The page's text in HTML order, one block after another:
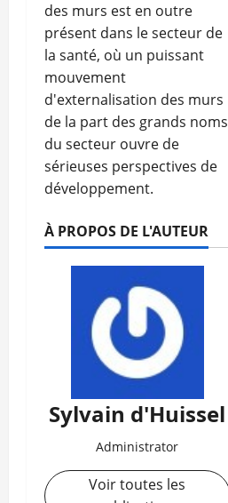
des murs est en outre
présent dans le secteur de
la santé, où un puissant
mouvement
d'externalisation des murs
de la part des grands noms
du secteur ouvre de
sérieuses perspectives de
développement.
À PROPOS DE L'AUTEUR
Sylvain d'Huissel
Administrator
Voir toutes les